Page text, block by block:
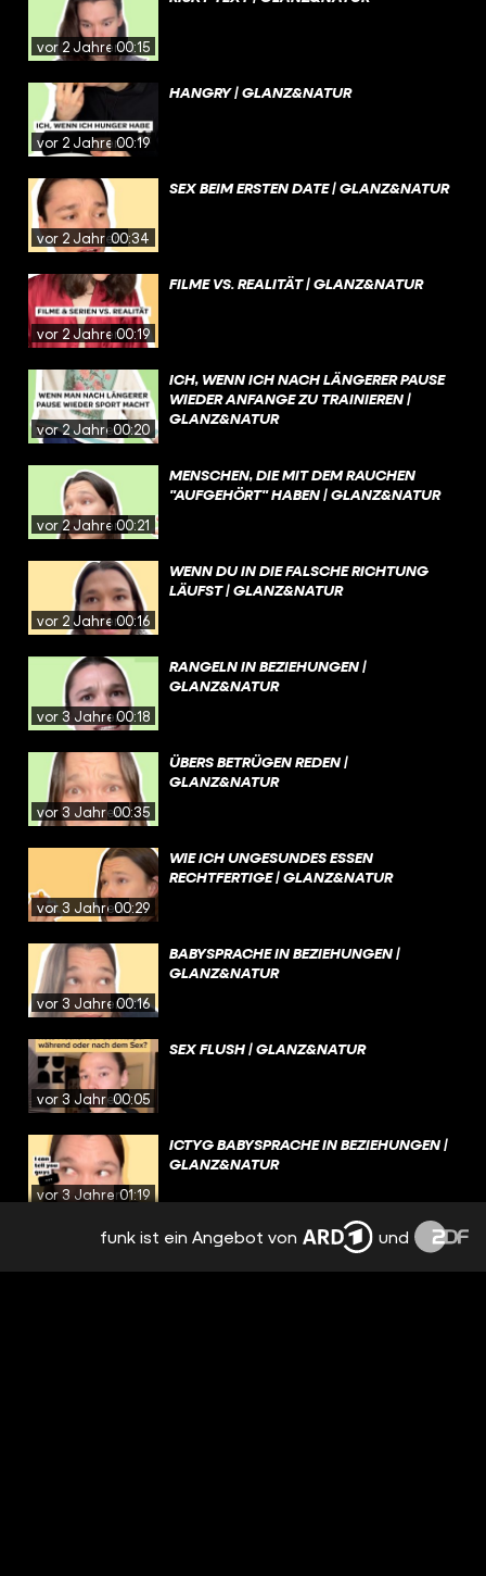
vor 2 Jahren00:15
vor 2 Jahren00:19
HANGRY | GLANZ&NATUR
vor 2 Jahren00:34
SEX BEIM ERSTEN DATE | GLANZ&NATUR
vor 2 Jahren00:19
FILME VS. REALITÄT | GLANZ&NATUR
vor 2 Jahren00:20
ICH, WENN ICH NACH LÄNGERER PAUSE
WIEDER ANFANGE ZU TRAINIEREN |
GLANZ&NATUR
vor 2 Jahren00:21
MENSCHEN, DIE MIT DEM RAUCHEN
"AUFGEHÖRT" HABEN | GLANZ&NATUR
vor 2 Jahren00:16
WENN DU IN DIE FALSCHE RICHTUNG
LÄUFST | GLANZ&NATUR
vor 3 Jahren00:18
RANGELN IN BEZIEHUNGEN |
GLANZ&NATUR
vor 3 Jahren00:35
ÜBERS BETRÜGEN REDEN |
GLANZ&NATUR
vor 3 Jahren00:29
WIE ICH UNGESUNDES ESSEN
RECHTFERTIGE | GLANZ&NATUR
vor 3 Jahren00:16
BABYSPRACHE IN BEZIEHUNGEN |
GLANZ&NATUR
vor 3 Jahren00:05
SEX FLUSH | GLANZ&NATUR
vor 3 Jahren01:19
ICTYG BABYSPRACHE IN BEZIEHUNGEN |
GLANZ&NATUR
BESCHWERDEN GOOGLEN |
funk ist ein Angebot von und